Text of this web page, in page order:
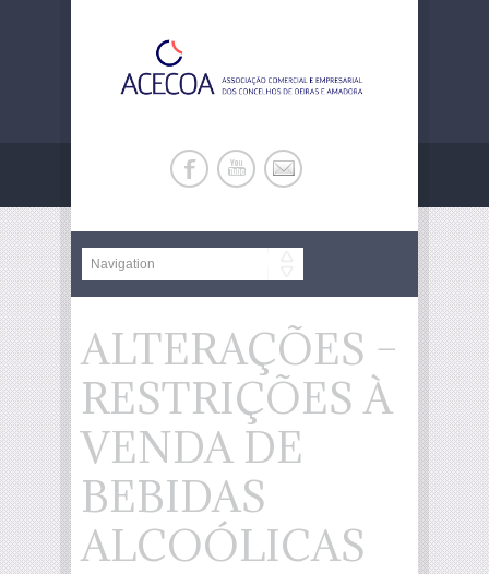
ALTERAÇÕES –
RESTRIÇÕES À
VENDA DE
BEBIDAS
ALCOÓLICAS